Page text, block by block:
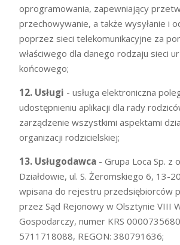
oprogramowania, zapewniający
przechowywanie, a także wysyłanie i
poprzez sieci telekomunikacyjne za
właściwego dla danego rodzaju sieci
końcowego;
12. Usługi - usługa elektroniczna
udostępnieniu aplikacji dla rady
zarządzenie wszystkimi aspektami
organizacji rodzicielskiej;
13. Usługodawca - Grupa Loca Sp. z
Działdowie, ul. S. Żeromskiego 6, 13-
wpisana do rejestru przedsiębiorców
przez Sąd Rejonowy w Olsztynie VIII
Gospodarczy, numer KRS
5711718088, REGON: 380791636;